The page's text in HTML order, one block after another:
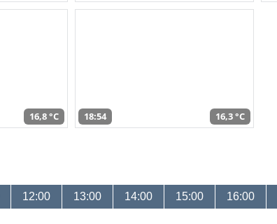
16,8 °C 18:54 16,3 °C
12:00 13:00 14:00 15:00 16:00